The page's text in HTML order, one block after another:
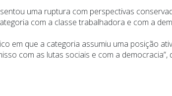
uma ruptura com perspectivas
com a classe trabalhadora e com a
em que a categoria assumiu uma posição
com as lutas sociais e com a democracia”,